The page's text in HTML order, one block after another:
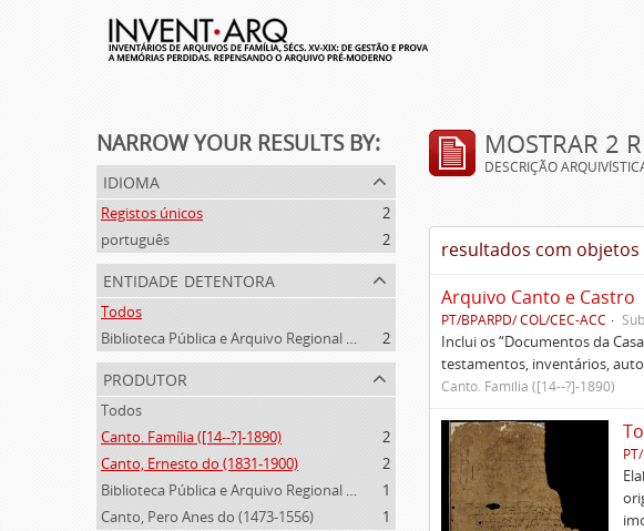
NARROW YOUR RESULTS BY:
idioma
Registos únicos
2
português
2
entidade detentora
Todos
Biblioteca Pública e Arquivo Regional de Ponta Delgada
2
produtor
Todos
Canto. Família ([14--?]-1890)
2
Canto, Ernesto do (1831-1900)
2
Biblioteca Pública e Arquivo Regional de Ponta Delgada (1841- )
1
Canto, Pero Anes do (1473-1556)
1
MOSTRAR 2
DESCRIÇÃO
resultados com objetos
Arquivo Canto e Castro
PT/BPARPD/ COL/CEC-ACC
Inclui os “Documentos da
testamentos, inventários,
Canto. Família ([14--?]-1890)